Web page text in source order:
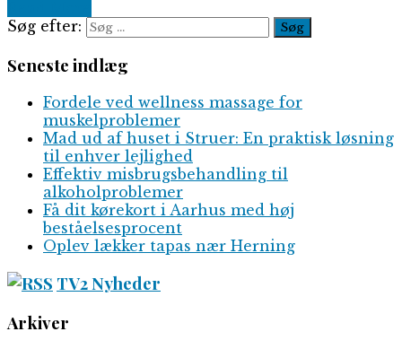
Søg efter:
Seneste indlæg
Fordele ved wellness massage for
muskelproblemer
Mad ud af huset i Struer: En praktisk løsning
til enhver lejlighed
Effektiv misbrugsbehandling til
alkoholproblemer
Få dit kørekort i Aarhus med høj
beståelsesprocent
Oplev lækker tapas nær Herning
TV2 Nyheder
Arkiver